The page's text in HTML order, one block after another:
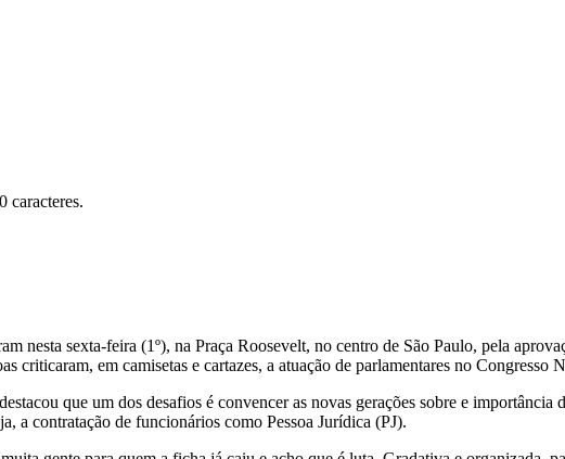
caracteres.
nesta sexta-feira (1º), na Praça Roosevelt, no centro de São Paulo, pela
criticaram, em camisetas e cartazes, a atuação de parlamentares no Congresso
que um dos desafios é convencer as novas gerações sobre e
a contratação de funcionários como Pessoa Jurídica (PJ).